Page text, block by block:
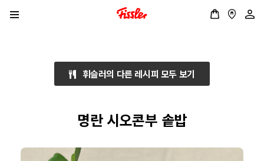
휘슬러의 다른 레시피 모두 보기
명란 시오콘부 솥밥